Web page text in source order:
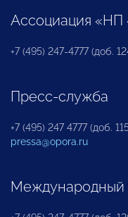
Ассоциация
+7 (495) 247-4777 (доб.
Пресс-служба
+7 (495) 247 4777 (доб.
pressa@opora.ru